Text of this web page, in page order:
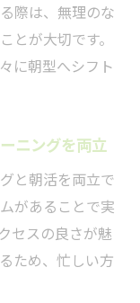
ーニングの工
ーニングの流
活用術
徹底解説
想の朝活を実
際は、無理のな
とが大切です。
に朝型へシフト
ニングを両立
と朝活を両立で
があることで実
セスの良さが魅
ため、忙しい方